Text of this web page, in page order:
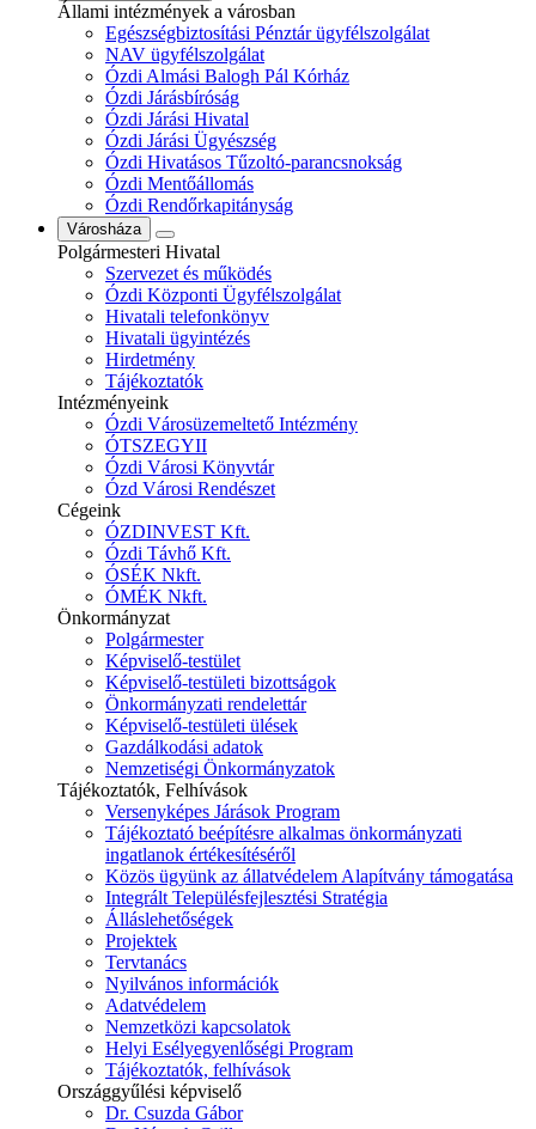
Állami intézmények a városban
Egészségbiztosítási Pénztár ügyfélszolgálat
NAV ügyfélszolgálat
Ózdi Almási Balogh Pál Kórház
Ózdi Járásbíróság
Ózdi Járási Hivatal
Ózdi Járási Ügyészség
Ózdi Hivatásos Tűzoltó-parancsnokság
Ózdi Mentőállomás
Ózdi Rendőrkapitányság
Városháza
Polgármesteri Hivatal
Szervezet és működés
Ózdi Központi Ügyfélszolgálat
Hivatali telefonkönyv
Hivatali ügyintézés
Hirdetmény
Tájékoztatók
Intézményeink
Ózdi Városüzemeltető Intézmény
ÓTSZEGYII
Ózdi Városi Könyvtár
Ózd Városi Rendészet
Cégeink
ÓZDINVEST Kft.
Ózdi Távhő Kft.
ÓSÉK Nkft.
ÓMÉK Nkft.
Önkormányzat
Polgármester
Képviselő-testület
Képviselő-testületi bizottságok
Önkormányzati rendelettár
Képviselő-testületi ülések
Gazdálkodási adatok
Nemzetiségi Önkormányzatok
Tájékoztatók, Felhívások
Versenyképes Járások Program
Tájékoztató beépítésre alkalmas önkormányzati
ingatlanok értékesítéséről
Közös ügyünk az állatvédelem Alapítvány támogatása
Integrált Településfejlesztési Stratégia
Álláslehetőségek
Projektek
Tervtanács
Nyilvános információk
Adatvédelem
Nemzetközi kapcsolatok
Helyi Esélyegyenlőségi Program
Tájékoztatók, felhívások
Országgyűlési képviselő
Dr. Csuzda Gábor